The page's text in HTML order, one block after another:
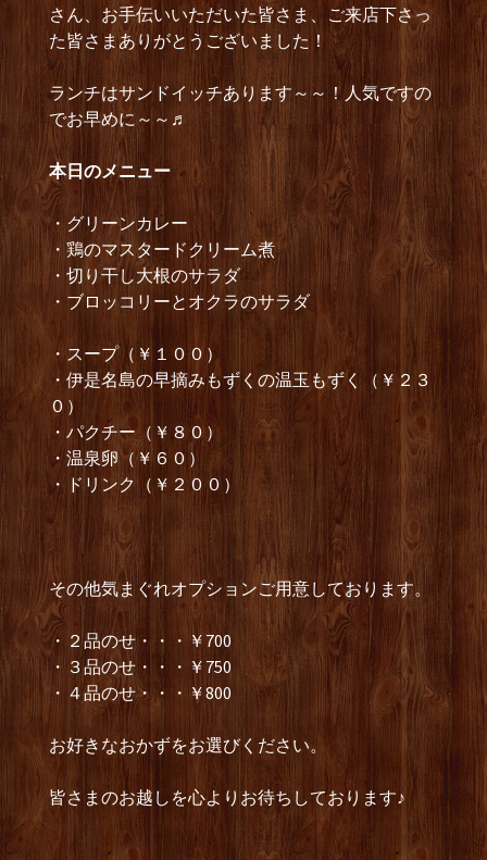
さん、お手伝いいただいた皆さま、ご来店下さっ
た皆さまありがとうございました！
ランチはサンドイッチあります～～！人気ですの
でお早めに～～♬
本日のメニュー
・グリーンカレー
・鶏のマスタードクリーム煮
・切り干し大根のサラダ
・ブロッコリーとオクラのサラダ
・スープ（￥１００）
・伊是名島の早摘みもずくの温玉もずく（￥２３
０）
・パクチー（￥８０）
・温泉卵（￥６０）
・ドリンク（￥２００）
その他気まぐれオプションご用意しております。
・２品のせ・・・￥700
・３品のせ・・・￥750
・４品のせ・・・￥800
お好きなおかずをお選びください。
皆さまのお越しを心よりお待ちしております♪